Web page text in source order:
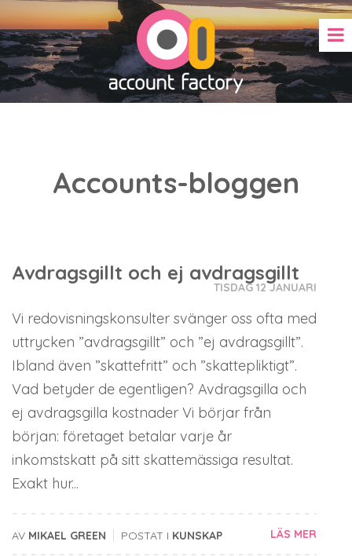
Accounts-bloggen
Avdragsgillt och ej avdragsgillt
TISDAG 12 JANUARI
Vi redovisningskonsulter svänger oss ofta med
uttrycken ”avdragsgillt” och ”ej avdragsgillt”.
Ibland även ”skattefritt” och ”skattepliktigt”.
Vad betyder de egentligen? Avdragsgilla och
ej avdragsgilla kostnader Vi börjar från
början: företaget betalar varje år
inkomstskatt på sitt skattemässiga resultat.
Exakt hur...
AV MIKAEL GREEN POSTAT I KUNSKAP LÄS MER